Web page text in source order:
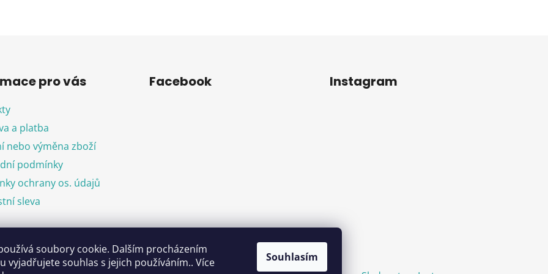
soubory cookie. Dalším procházením
vyjadřujete souhlas s jejich používáním.. Více
Souhlasím
pro vás
a platba
nebo výměna zboží
podmínky
ochrany os. údajů
sleva
Facebook Instagram